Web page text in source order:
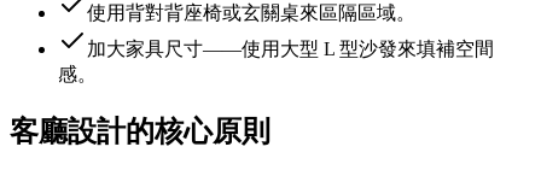
使用背對背座椅或玄關桌來區隔區域。
加大家具尺寸——使用大型 L 型沙發來填補空間
感。
客廳設計的核心原則